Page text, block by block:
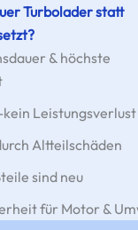
Turbolader statt
& höchste
Leistungsverlust
Altteilschäden
sind neu
für Motor &